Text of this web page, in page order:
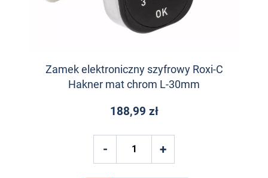
Zamek elektroniczny szyfrowy Roxi-C
Hakner mat chrom L-30mm
188,99 zł